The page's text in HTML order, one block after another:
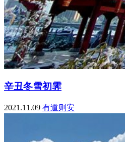
辛丑冬雪初霁
2021.11.09 有道则安